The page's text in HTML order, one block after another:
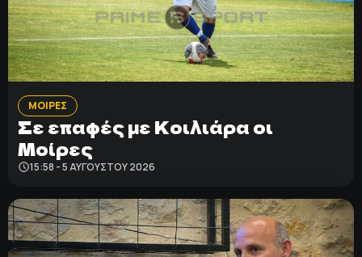
ΠΟΔΟΣΦΑΙΡΟ
ΑΛΛΑ ΣΠΟΡ
PRIME ZONE
ΕΠΙΚΑΙΡΟΤΗΤΑ
ΠΡΟΓΡΑΜΜΑ
ΒΑΘΜΟΛΟΓΙΕΣ
ΜΟΙΡΕΣ
Σε επαφές με Κοιλιάρα οι
Μοίρες
15:58 - 5 ΑΥΓΟΎΣΤΟΥ 2026